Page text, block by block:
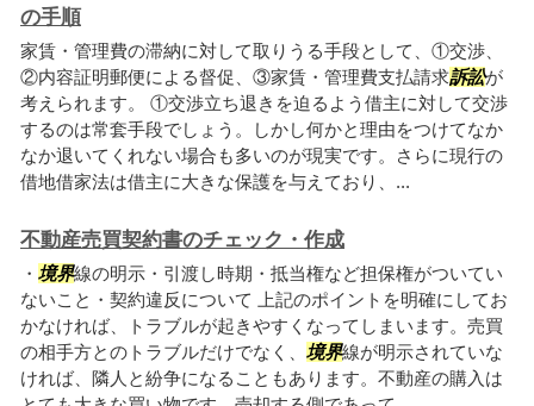
の手順
家賃・管理費の滞納に対して取りうる手段として、①交渉、
②内容証明郵便による督促、③家賃・管理費支払請求訴訟が
考えられます。 ①交渉立ち退きを迫るよう借主に対して交渉
するのは常套手段でしょう。しかし何かと理由をつけてなか
なか退いてくれない場合も多いのが現実です。さらに現行の
借地借家法は借主に大きな保護を与えており、...
不動産売買契約書のチェック・作成
・ 境界線の明示・引渡し時期・抵当権など担保権がついてい
ないこと・契約違反について 上記のポイントを明確にしてお
かなければ、トラブルが起きやすくなってしまいます。売買
の相手方とのトラブルだけでなく、 境界線が明示されていな
ければ、隣人と紛争になることもあります。不動産の購入は